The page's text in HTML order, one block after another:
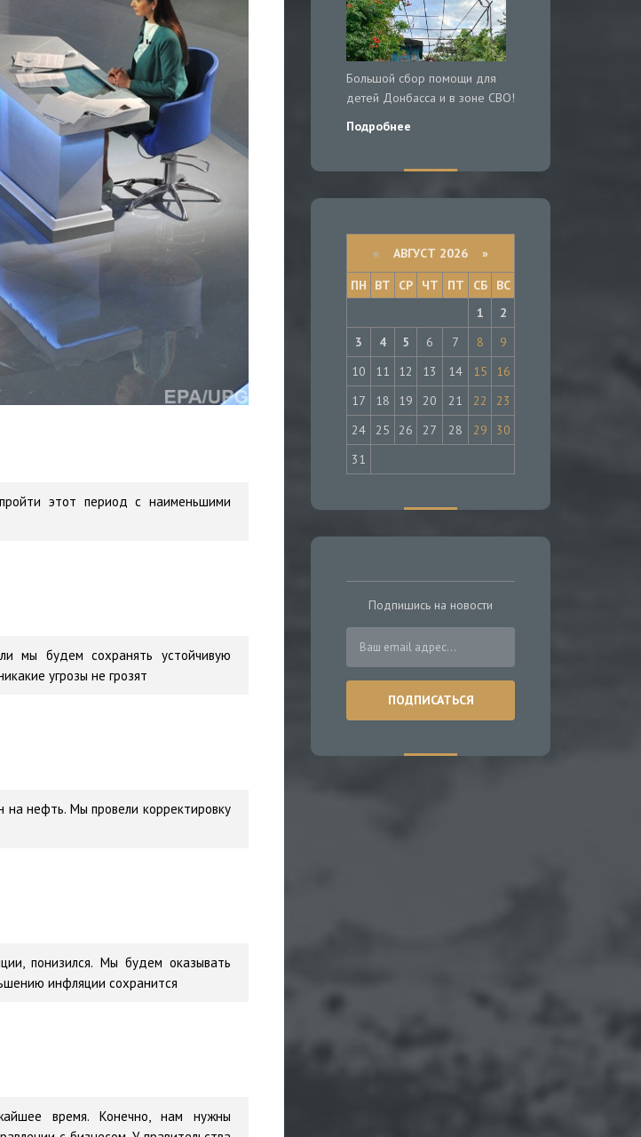
этот период с наименьшими
мы будем сохранять устойчивую
угрозы не грозят
на нефть. Мы провели корректировку
понизился. Мы будем оказывать
инфляции сохранится
время. Конечно, нам нужны
Большой сбор помощи для
детей Донбасса и в зоне СВО!
Подробнее
« АВГУСТ 2026 »
ПН
ВТ СР ЧТ ПТ СБ
ВС
1
2
3
4 5 6 7 8
9
10
11 12 13 14 15
16
17
18 19 20 21 22
23
24
25 26 27 28 29
30
31
Подпишись на новости